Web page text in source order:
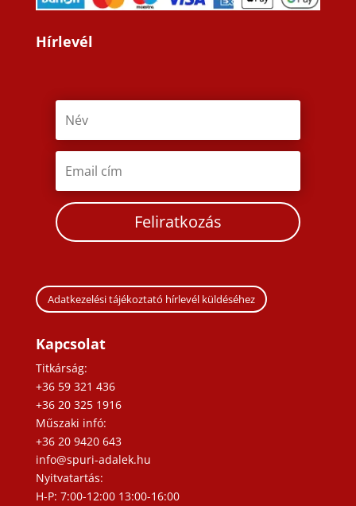
Hírlevél
Feliratkozás
Adatkezelési tájékoztató hírlevél küldéséhez
Kapcsolat
Titkárság:
+36 59 321 436
+36 20 325 1916
Műszaki infó:
+36 20 9420 643
info@spuri-adalek.hu
Nyitvatartás:
H-P: 7:00-12:00 13:00-16:00